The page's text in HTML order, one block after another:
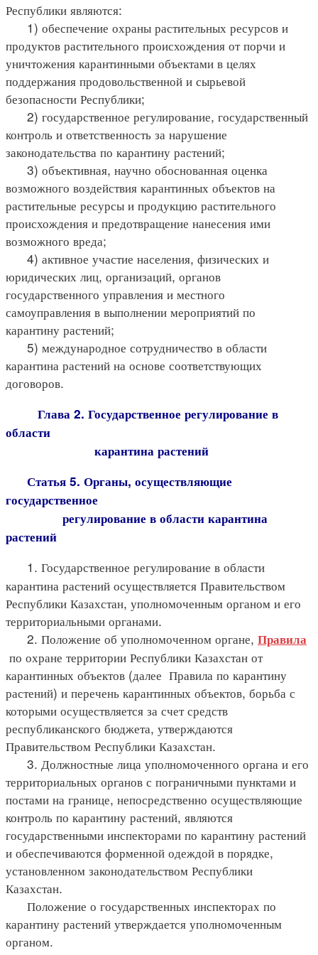
Республики являются:
1) обеспечение охраны растительных ресурсов и
продуктов растительного происхождения от порчи и
уничтожения карантинными объектами в целях
поддержания продовольственной и сырьевой
безопасности Республики;
2) государственное регулирование, государственный
контроль и ответственность за нарушение
законодательства по карантину растений;
3) объективная, научно обоснованная оценка
возможного воздействия карантинных объектов на
растительные ресурсы и продукцию растительного
происхождения и предотвращение нанесения ими
возможного вреда;
4) активное участие населения, физических и
юридических лиц, организаций, органов
государственного управления и местного
самоуправления в выполнении мероприятий по
карантину растений;
5) международное сотрудничество в области
карантина растений на основе соответствующих
договоров.
Глава 2. Государственное регулирование в
области
карантина растений
Статья 5. Органы, осуществляющие
государственное
регулирование в области карантина
растений
1. Государственное регулирование в области
карантина растений осуществляется Правительством
Республики Казахстан, уполномоченным органом и его
территориальными органами.
2. Положение об уполномоченном органе, Правила
по охране территории Республики Казахстан от
карантинных объектов (далее Правила по карантину
растений) и перечень карантинных объектов, борьба с
которыми осуществляется за счет средств
республиканского бюджета, утверждаются
Правительством Республики Казахстан.
3. Должностные лица уполномоченного органа и его
территориальных органов с пограничными пунктами и
постами на границе, непосредственно осуществляющие
контроль по карантину растений, являются
государственными инспекторами по карантину растений
и обеспечиваются форменной одеждой в порядке,
установленном законодательством Республики
Казахстан.
Положение о государственных инспекторах по
карантину растений утверждается уполномоченным
органом.